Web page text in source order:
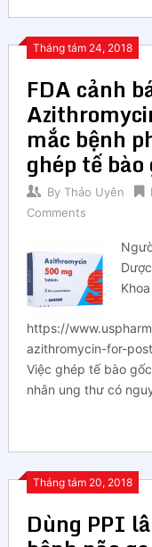
Tháng tám 24, 2018
FDA cảnh
mắc bệnh
ghép tế bào
By Thảo Uyên
Comments
https://
azithromycin-for-
Việc ghép tế bào
nhân ung thư có
Tháng tám 20, 2018
Dùng PPI